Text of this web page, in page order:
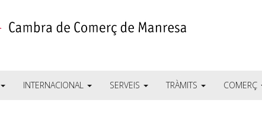
INTERNACIONAL SERVEIS TRÀMITS COMERÇ